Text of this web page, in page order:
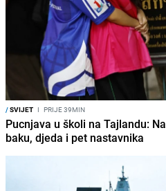
/SVIJET I PRIJE 39MIN
Pucnjava u školi na Tajlandu:
baku, djeda i pet nastavnika